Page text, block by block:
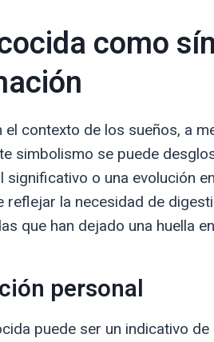
como
el contexto de los sueños, a
simbolismo se puede
significativo o una evolución
reflejar la necesidad de
que han dejado una huella
personal
puede ser un indicativo